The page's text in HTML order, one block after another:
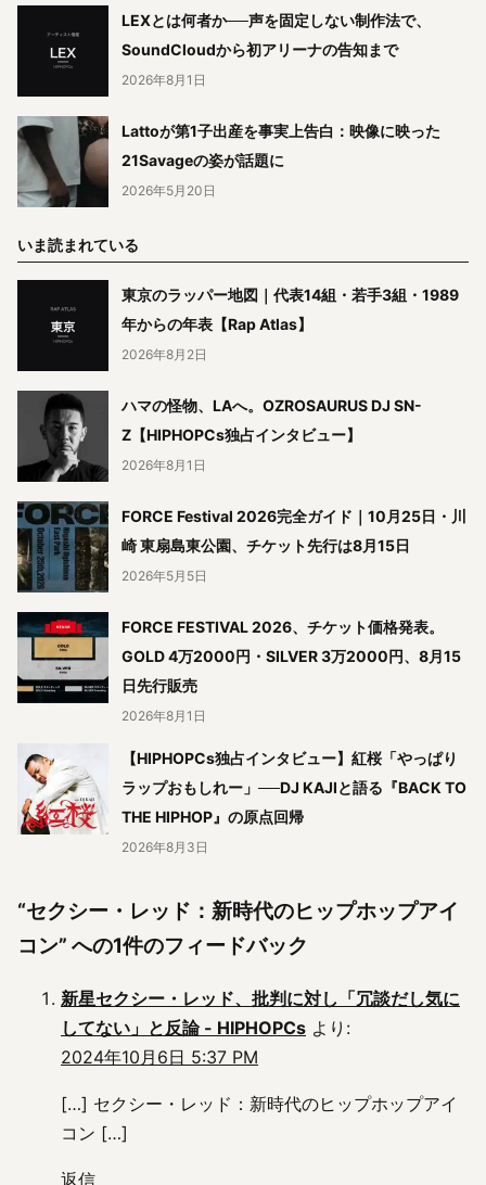
LEXとは何者か──声を固定しない制作法で、
SoundCloudから初アリーナの告知まで
2026年8月1日
Lattoが第1子出産を事実上告白：映像に映った
21Savageの姿が話題に
2026年5月20日
いま読まれている
東京のラッパー地図｜代表14組・若手3組・1989
年からの年表【Rap Atlas】
2026年8月2日
ハマの怪物、LAへ。OZROSAURUS DJ SN-
Z【HIPHOPCs独占インタビュー】
2026年8月1日
FORCE Festival 2026完全ガイド｜10月25日・川
崎 東扇島東公園、チケット先行は8月15日
2026年5月5日
FORCE FESTIVAL 2026、チケット価格発表。
GOLD 4万2000円・SILVER 3万2000円、8月15
日先行販売
2026年8月1日
【HIPHOPCs独占インタビュー】紅桜「やっぱり
ラップおもしれー」──DJ KAJIと語る『BACK TO
THE HIPHOP』の原点回帰
2026年8月3日
“セクシー・レッド：新時代のヒップホップアイ
コン” への1件のフィードバック
新星セクシー・レッド、批判に対し「冗談だし気に
してない」と反論 - HIPHOPCs より:
2024年10月6日 5:37 PM
[…] セクシー・レッド：新時代のヒップホップアイ
コン […]
返信